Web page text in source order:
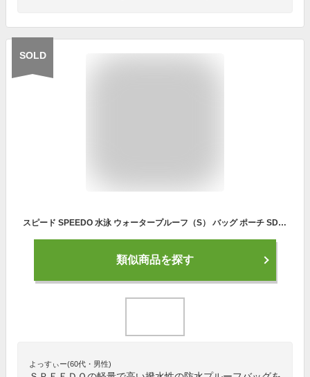
SOLD
スピード SPEEDO 水泳 ウォータープルーフ（S） バッグ ポーチ SD98B66 スイミングバッグ
類似商品を探す
よっすぃー(60代・男性)